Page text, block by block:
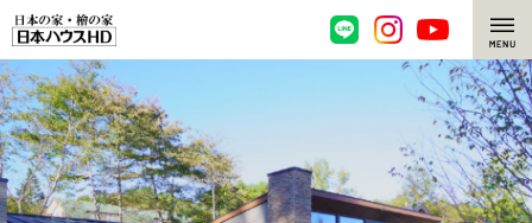
脱炭素・檜の家
環境にやさしい、脱炭素社会の住宅
檜・木造住宅
選ばれる理由
檜の魅力